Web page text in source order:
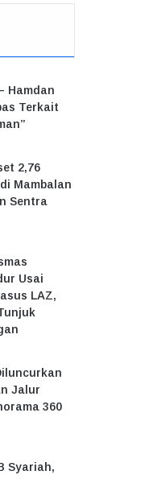
Hamdan
Terkait
2,76
Mambalan
Sentra
Usai
LAZ,
Jalur
360
Syariah,